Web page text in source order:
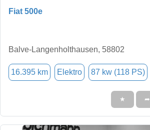
Fiat 500e
Balve-Langenholthausen, 58802
16.395 km Elektro 87 kw (118 PS)
★ ➦